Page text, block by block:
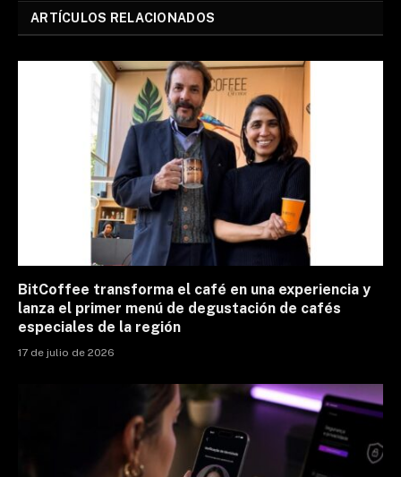
ARTÍCULOS RELACIONADOS
BitCoffee transforma el café en una experiencia y
lanza el primer menú de degustación de cafés
especiales de la región
17 de julio de 2026